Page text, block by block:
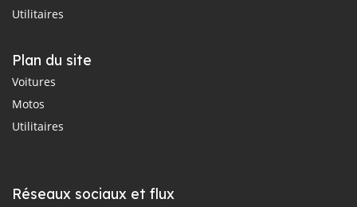
Utilitaires
Plan du site
Voitures
Motos
Utilitaires
Réseaux sociaux et flux